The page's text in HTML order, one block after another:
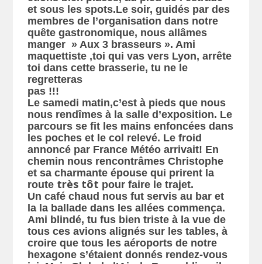
et sous les spots.Le soir, guidés par des
membres de l’organisation dans notre
quête gastronomique, nous allâmes
manger » Aux 3 brasseurs ». Ami
maquettiste ,toi qui vas vers Lyon, arrête
toi dans cette brasserie, tu ne le
regretteras
pas !!!
Le samedi matin,c’est à pieds que nous
nous rendîmes à la salle d’exposition. Le
parcours se fit les mains enfoncées dans
les poches et le col relevé. Le froid
annoncé par France Météo arrivait! En
chemin nous rencontrâmes Christophe
et sa charmante épouse qui prirent la
route très tôt pour faire le trajet.
Un café chaud nous fut servis au bar et
la la ballade dans les allées commença.
Ami blindé, tu fus bien triste à la vue de
tous ces avions alignés sur les tables, à
croire que tous les aéroports de notre
hexagone s’étaient donnés rendez-vous